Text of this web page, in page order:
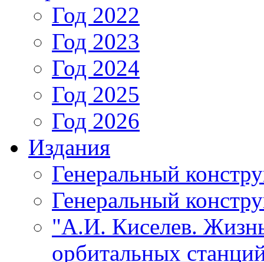
Год 2022
Год 2023
Год 2024
Год 2025
Год 2026
Издания
Генеральный
Генеральный
"А.И. Киселев.
орбитальных